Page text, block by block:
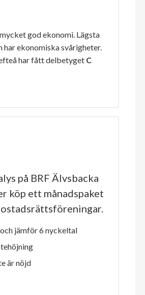
god ekonomi. Lägsta
ekonomiska svårigheter.
har fått delbetyget C
på BRF Älvsbacka
köp ett månadspaket
jämför 6 nyckeltal
är nöjd